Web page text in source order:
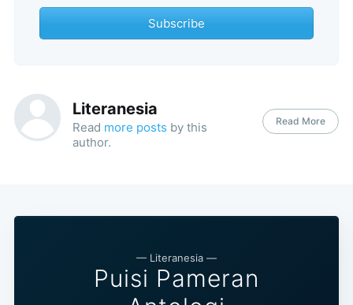
Subscribe
Literanesia
Read more posts by this
author.
Read More
— Literanesia —
Puisi Pameran